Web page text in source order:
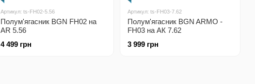
Артикул: ts-FH02-5.56
Полум'ягасник BGN FH02 на
AR 5.56
4 499 грн
Артикул: ts-FH03-7.62
Полум'ягасник BGN ARMO -
FH03 на АК 7.62
3 999 грн